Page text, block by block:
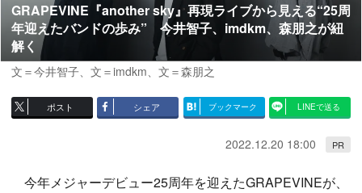
GRAPEVINE『another sky』再現ライブから見える“25周
年迎えたバンドの歩み” 今井智子、imdkm、森朋之が紐
解く
文＝今井智子、 文＝imdkm、 文＝森朋之
ポスト シェア ブックマーク LINEで送る
2022.12.20 18:00 PR
今年メジャーデビュー25周年を迎えたGRAPEVINEが、